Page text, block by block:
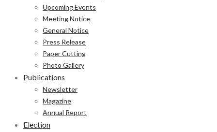
Upcoming Events
Meeting Notice
General Notice
Press Release
Paper Cutting
Photo Gallery
Publications
Newsletter
Magazine
Annual Report
Election